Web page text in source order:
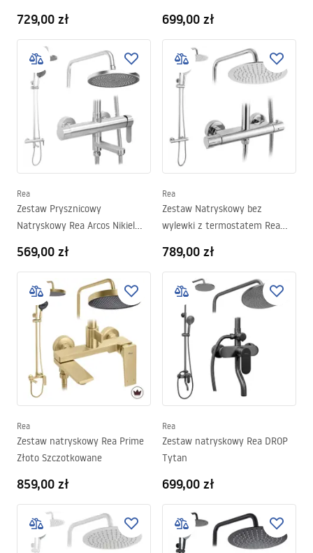
729,00 zł 699,00 zł
Rea
Zestaw Prysznicowy
Natryskowy Rea Arcos Nikiel
569,00 zł
Rea
Zestaw Natryskowy bez
wylewki z termostatem Rea
789,00 zł
Rea
Zestaw natryskowy Rea Prime
Złoto Szczotkowane
859,00 zł
Rea
Zestaw natryskowy Rea DROP
Tytan
699,00 zł